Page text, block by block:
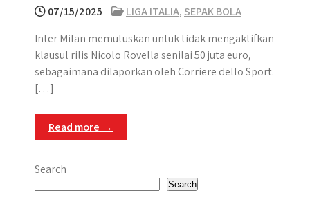
07/15/2025 LIGA ITALIA, SEPAK BOLA
Inter Milan memutuskan untuk tidak mengaktifkan
klausul rilis Nicolo Rovella senilai 50 juta euro,
sebagaimana dilaporkan oleh Corriere dello Sport.
[…]
Read more →
Search
Search